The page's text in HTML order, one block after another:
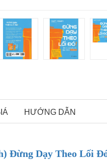
HƯỚNG DẪN
Đừng Dạy Theo Lối